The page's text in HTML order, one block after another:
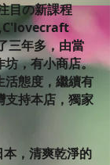
目の新課程
三年多，由當
坊，有小商店。
活態度，繼續有
支持本店，獨家
，清爽乾淨的